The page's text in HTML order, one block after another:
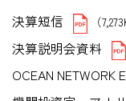
決算短信 （
決算説明会資料
OCEAN NETWORK